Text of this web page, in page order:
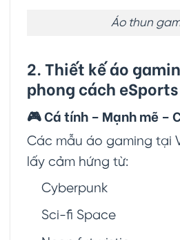
Áo thun
2. Thiết kế áo
phong cách
🎮 Cá tính – Mạnh mẽ –
Các mẫu áo gaming tại
lấy cảm hứng từ:
Cyberpunk
Sci-fi Space